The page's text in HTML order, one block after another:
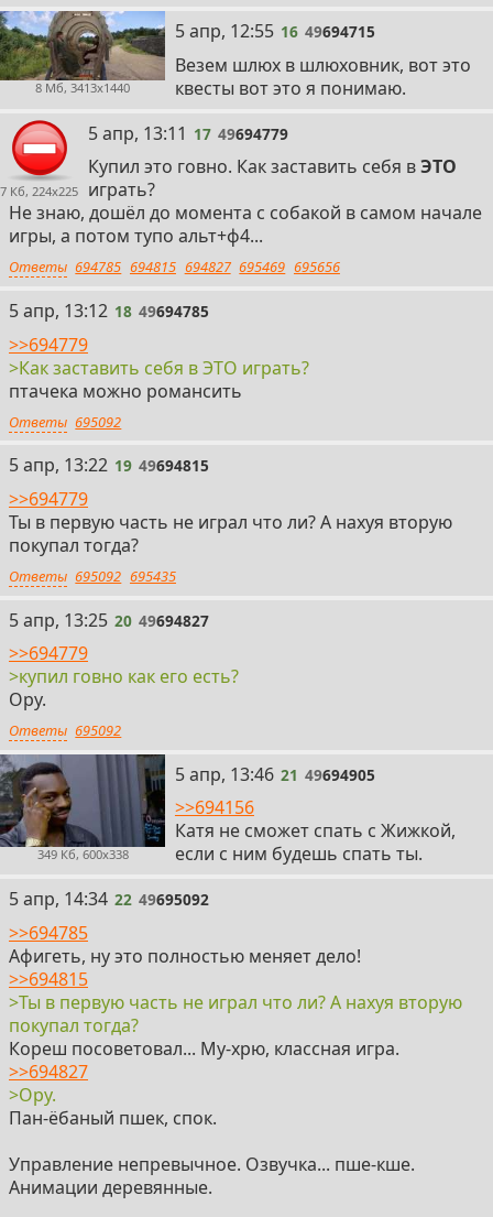
8 Мб, 3413x1440
16
5 апр, 12:55 16 49694715
Везем шлюх в шлюховник, вот это
квесты вот это я понимаю.
7 Кб, 224x225
17
5 апр, 13:11 17 49694779
Купил это говно. Как заставить себя вЭТО
играть?
Не знаю, дошёл до момента с собакой в самом начале
игры, а потом тупо альт+ф4...
Ответы 694785 694815 694827 695469 695656
18
5 апр, 13:12 18 49694785
>>694779
>Как заставить себя в ЭТО играть?
птачека можно романсить
Ответы 695092
19
5 апр, 13:22 19 49694815
>>694779
Ты в первую часть не играл что ли? А нахуя вторую
покупал тогда?
Ответы 695092 695435
20
5 апр, 13:25 20 49694827
>>694779
>купил говно как его есть?
Ору.
Ответы 695092
349 Кб, 600x338
21
5 апр, 13:46 21 49694905
>>694156
Катя не сможет спать с Жижкой,
если с ним будешь спать ты.
22
5 апр, 14:34 22 49695092
>>694785
Афигеть, ну это полностью меняет дело!
>>694815
>Ты в первую часть не играл что ли? А нахуя вторую
покупал тогда?
Кореш посоветовал... Му-хрю, классная игра.
>>694827
>Ору.
Пан-ёбаный пшек, спок.
Управление непревычное. Озвучка... пше-кше.
Анимации деревянные.